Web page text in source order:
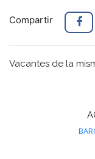
Compartir
Vacantes de la